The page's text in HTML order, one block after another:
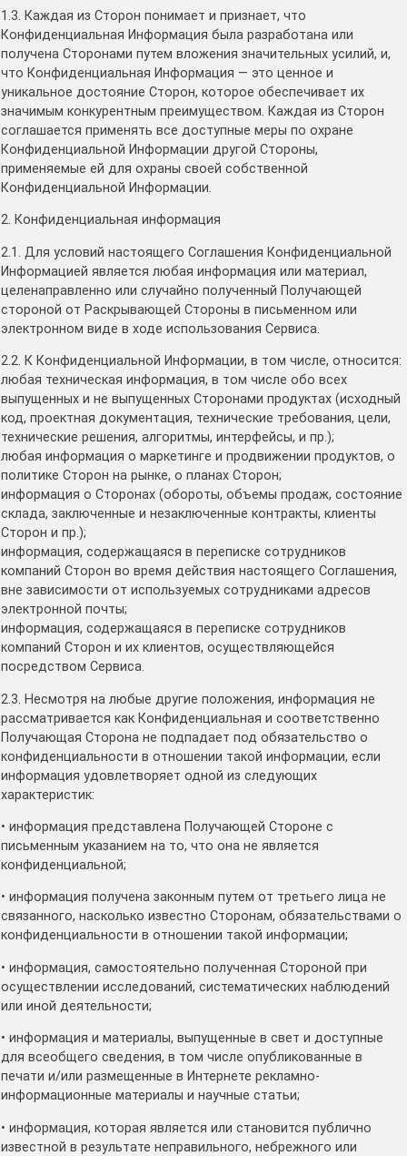
1.3. Каждая из Сторон понимает и признает, что
Конфиденциальная Информация была разработана или
получена Сторонами путем вложения значительных усилий, и,
что Конфиденциальная Информация — это ценное и
уникальное достояние Сторон, которое обеспечивает их
значимым конкурентным преимуществом. Каждая из Сторон
соглашается применять все доступные меры по охране
Конфиденциальной Информации другой Стороны,
применяемые ей для охраны своей собственной
Конфиденциальной Информации.
2. Конфиденциальная информация
2.1. Для условий настоящего Соглашения Конфиденциальной
Информацией является любая информация или материал,
целенаправленно или случайно полученный Получающей
стороной от Раскрывающей Стороны в письменном или
электронном виде в ходе использования Сервиса.
2.2. К Конфиденциальной Информации, в том числе, относится:
любая техническая информация, в том числе обо всех
выпущенных и не выпущенных Сторонами продуктах (исходный
код, проектная документация, технические требования, цели,
технические решения, алгоритмы, интерфейсы, и пр.);
любая информация о маркетинге и продвижении продуктов, о
политике Сторон на рынке, о планах Сторон;
информация о Сторонах (обороты, объемы продаж, состояние
склада, заключенные и незаключенные контракты, клиенты
Сторон и пр.);
информация, содержащаяся в переписке сотрудников
компаний Сторон во время действия настоящего Соглашения,
вне зависимости от используемых сотрудниками адресов
электронной почты;
информация, содержащаяся в переписке сотрудников
компаний Сторон и их клиентов, осуществляющейся
посредством Сервиса.
2.3. Несмотря на любые другие положения, информация не
рассматривается как Конфиденциальная и соответственно
Получающая Сторона не подпадает под обязательство о
конфиденциальности в отношении такой информации, если
информация удовлетворяет одной из следующих
характеристик:
• информация представлена Получающей Стороне с
письменным указанием на то, что она не является
конфиденциальной;
• информация получена законным путем от третьего лица не
связанного, насколько известно Сторонам, обязательствами о
конфиденциальности в отношении такой информации;
• информация, самостоятельно полученная Стороной при
осуществлении исследований, систематических наблюдений
или иной деятельности;
• информация и материалы, выпущенные в свет и доступные
для всеобщего сведения, в том числе опубликованные в
печати и/или размещенные в Интернете рекламно-
информационные материалы и научные статьи;
• информация, которая является или становится публично
известной в результате неправильного, небрежного или